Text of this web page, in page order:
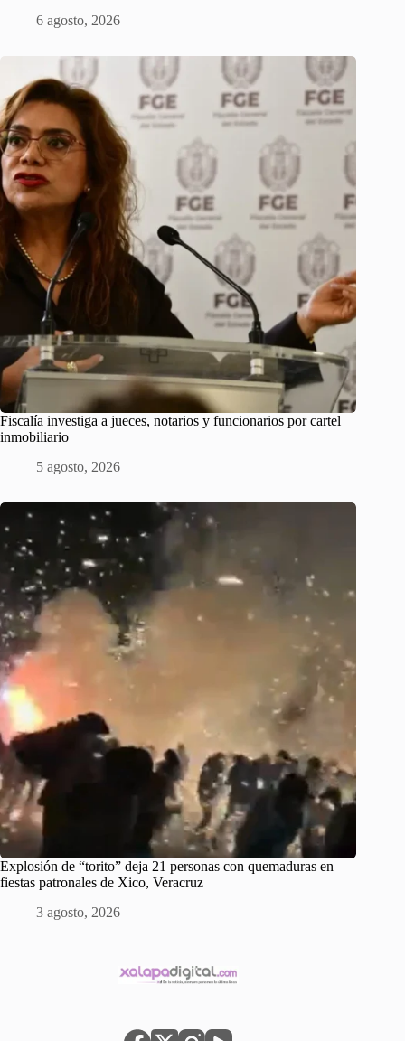
6 agosto, 2026
Fiscalía investiga a jueces, notarios y funcionarios por cartel
inmobiliario
5 agosto, 2026
Explosión de “torito” deja 21 personas con quemaduras en
fiestas patronales de Xico, Veracruz
3 agosto, 2026